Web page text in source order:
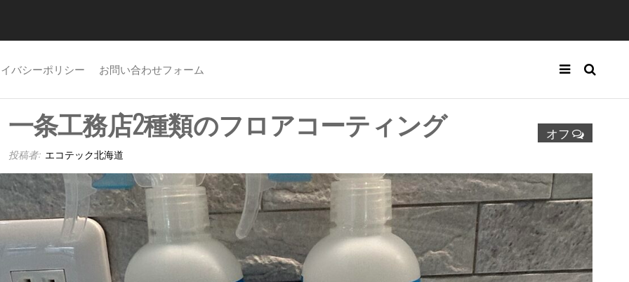
バシーポリシー お問い合わせフォーム
オフ
一条工務店2種類のフロアコーティング
投稿者: エコテック北海道